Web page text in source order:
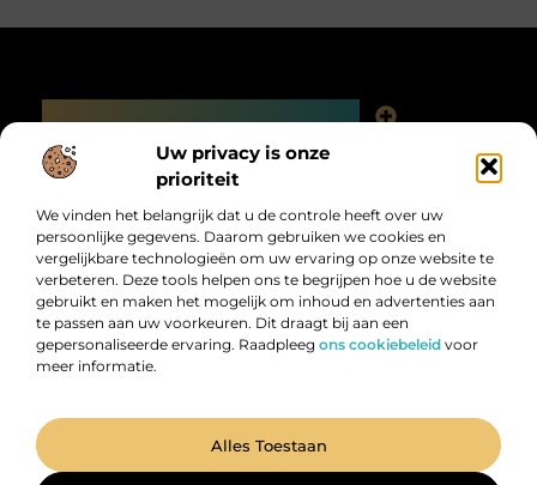
Uw privacy is onze
prioriteit
We vinden het belangrijk dat u de controle heeft over uw
persoonlijke gegevens. Daarom gebruiken we cookies en
vergelijkbare technologieën om uw ervaring op onze website te
verbeteren. Deze tools helpen ons te begrijpen hoe u de website
gebruikt en maken het mogelijk om inhoud en advertenties aan
te passen aan uw voorkeuren. Dit draagt bij aan een
gepersonaliseerde ervaring. Raadpleeg ons cookiebeleid voor
meer informatie.
Alles Toestaan
Bericht categorie
Digitalk.nl – Ontdek, leer en praat mee!
@2025 All Right Reserved. Design by